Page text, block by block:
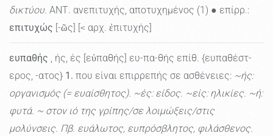
δικτύου. ΑΝΤ. ανεπιτυχής, αποτυχημένος (1) ● επίρρ.:
επιτυχώς [-ῶς] [< αρχ. ἐπιτυχής]
ευπαθής , ής, ές [εὐπαθής] ευ-πα-θής επίθ. {ευπαθέστ-
ερος, -ατος} 1. που είναι επιρρεπής σε ασθένειες: ~ής:
οργανισμός (= ευαίσθητος). ~ές: είδος. ~είς: ηλικίες. ~ή:
φυτά. ~ στον ιό της γρίπης/σε λοιμώξεις/στις
μολύνσεις. Πβ. ευάλωτος, ευπρόσβλητος, φιλάσθενος.